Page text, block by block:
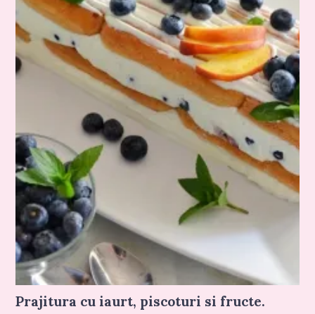
Prajitura cu iaurt, piscoturi si fructe.